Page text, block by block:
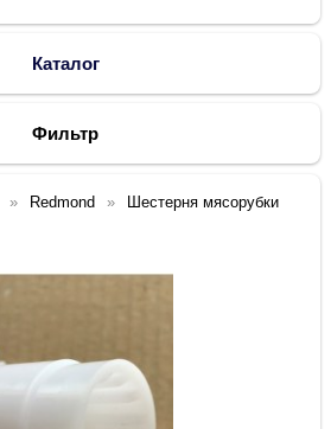
Каталог
Фильтр
Redmond
Шестерня мясорубки